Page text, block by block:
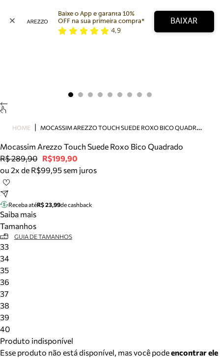
Bolsa
Tamanco
Tênis
Mule
Tire dúvidas sobre pedidos, devoluções e mais.
Meus pedidos
Acompanhe seus pedidos e solicite devoluções.
Baixe o App e garanta 10%
OFF na sua primeira compra*
4,9
BAIXAR
HOME M
OCASSIM AREZZO TOUCH SUEDE ROXO BICO QUADRADO
Mocassim Arezzo Touch Suede Roxo Bico Quadrado
R$ 289,90 R$199,90
ou 2x de R$99,95 sem juros
Receba atéR$ 23,99de cashback
Saiba mais
Tamanhos
GUIA DE TAMANHOS
33
34
35
36
37
38
39
40
Produto indisponível
Esse produto não está disponível, mas você podeencontrar ele